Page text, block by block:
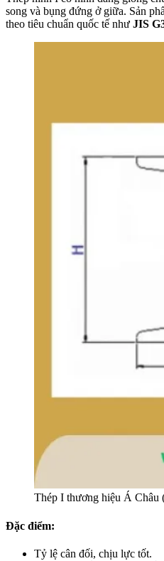
song và bụng đứng ở giữa. Sản
theo tiêu chuẩn quốc tế như JIS
Thép I thương hiệu Á Châu
Đặc điểm:
Tỷ lệ cân đối, chịu lực tốt.